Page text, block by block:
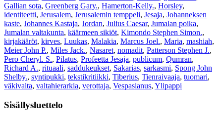
Gallian sota, Greenberg Gary., Hamerton-Kelly., Horsley,
identiteetti, Jerusalem, Jerusalemin temppeli, Jesaja, Johanneksen
kaste, Johannes Kastaja, Jordan, Julius Caesar, Jumalan poika,
Jumalan valtakunta, käärmeen sikiöt, Kimondo Stephen Simon.,
kirjakääröt, kirves, Luukas, Malakia, Marcus Joel., Maria, mashiah,
Meier John P., Miles Jack., Nasaret, nomadit, Patterson Stephen J.,
Pero Cheryl. S., Pilatus, Profeetta Jesaja, publicum, Qumran,
Richard A., rituaali, saddukeukset, Sakarias, sarkasmi, Spong John
Shelby., syntipukki, tekstikritiikki, Tiberius, Tienraivaaja, tuomari,
väkivalta, valtahierarkia, verottaja, Vespasianus, Ylipappi
Sisällysluettelo